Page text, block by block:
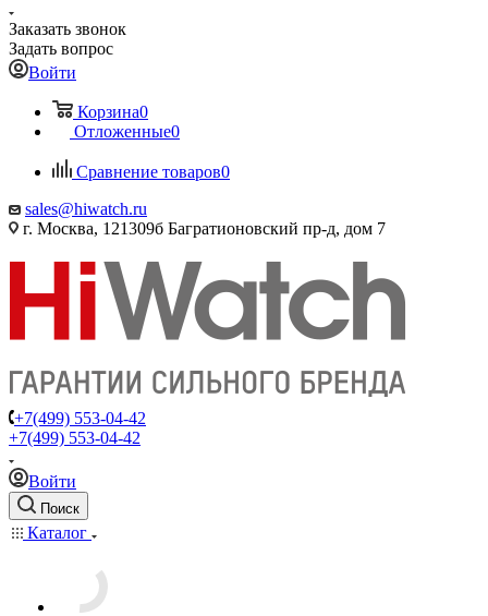
Заказать звонок
Задать вопрос
Войти
Корзина0
Отложенные0
Сравнение товаров0
sales@hiwatch.ru
г. Москва, 121309б Багратионовский пр-д, дом 7
+7(499) 553-04-42
+7(499) 553-04-42
Войти
Поиск
Каталог